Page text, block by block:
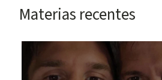
Materias recentes